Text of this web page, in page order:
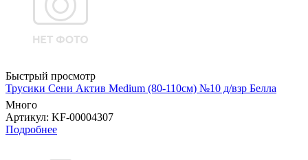
Быстрый просмотр
Трусики Сени Актив Medium (80-110см) №10 д/взр Белла
Много
Артикул: KF-00004307
Подробнее